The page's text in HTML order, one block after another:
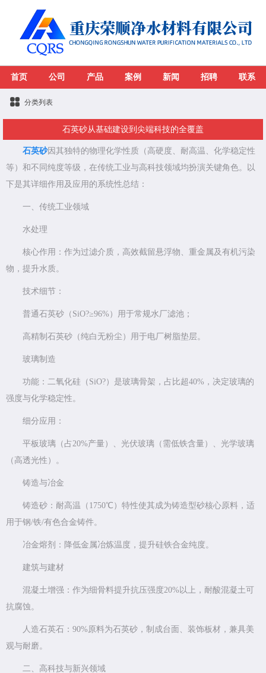
首页 公司 产品 案例 新闻 招聘 联系
分类列表
石英砂从基础建设到尖端科技的全覆盖
石英砂因其独特的物理化学性质（高硬度、耐高温、化学稳定性
等）和不同纯度等级，在传统工业与高科技领域均扮演关键角色。以
下是其详细作用及应用的系统性总结：
一、传统工业领域
水处理
核心作用：作为过滤介质，高效截留悬浮物、重金属及有机污染
物，提升水质。
技术细节：
普通石英砂（SiO?≥96%）用于常规水厂滤池；
高精制石英砂（纯白无粉尘）用于电厂树脂垫层。
玻璃制造
功能：二氧化硅（SiO?）是玻璃骨架，占比超40%，决定玻璃的
强度与化学稳定性。
细分应用：
平板玻璃（占20%产量）、光伏玻璃（需低铁含量）、光学玻璃
（高透光性）。
铸造与冶金
铸造砂：耐高温（1750℃）特性使其成为铸造型砂核心原料，适
用于钢/铁/有色合金铸件。
冶金熔剂：降低金属冶炼温度，提升硅铁合金纯度。
建筑与建材
混凝土增强：作为细骨料提升抗压强度20%以上，耐酸混凝土可
抗腐蚀。
人造石英石：90%原料为石英砂，制成台面、装饰板材，兼具美
观与耐磨。
二、高科技与新兴领域